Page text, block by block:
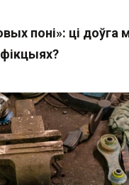
поні»: ці доўга